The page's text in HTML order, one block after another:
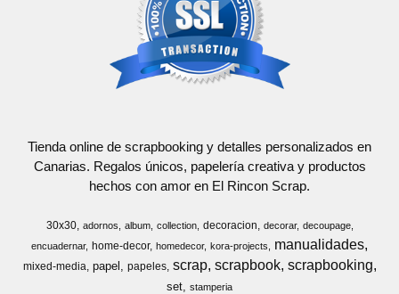
Tienda online de scrapbooking y detalles personalizados en
Canarias. Regalos únicos, papelería creativa y productos
hechos con amor en El Rincon Scrap.
30x30 adornos album collection decoracion decorar
decoupage
encuadernar
home-decor homedecor kora-projects manualidades
mixed-media papel papeles scrap scrapbook scrapbooking
set stamperia